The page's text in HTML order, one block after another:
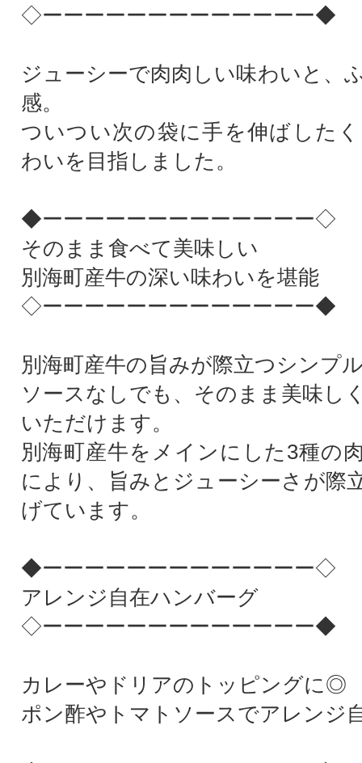
◇ーーーーーーーーーーーーー◆
ジューシーで肉肉しい味わいと、
感。
ついつい次の袋に手を伸ばした
わいを目指しました。
◆ーーーーーーーーーーーーー◇
そのまま食べて美味しい
別海町産牛の深い味わいを堪能
◇ーーーーーーーーーーーーー◆
別海町産牛の旨みが際立つシンプ
ソースなしでも、そのまま美味し
いただけます。
別海町産牛をメインにした3種の
により、旨みとジューシーさが際
げています。
◆ーーーーーーーーーーーーー◇
アレンジ自在ハンバーグ
◇ーーーーーーーーーーーーー◆
カレーやドリアのトッピングに◎
ポン酢やトマトソースでアレンジ